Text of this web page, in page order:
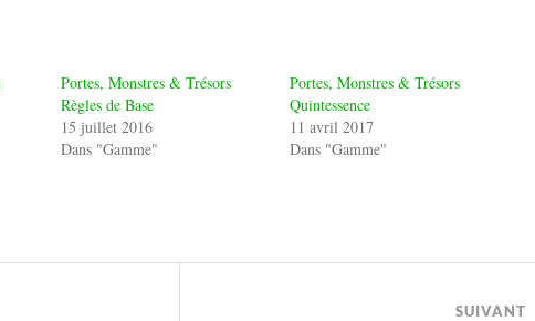
Portes, Monstres & Trésors
Règles de Base
15 juillet 2016
Dans "Gamme"
Portes, Monstres & Trésors
Quintessence
11 avril 2017
Dans "Gamme"
SUIVANT